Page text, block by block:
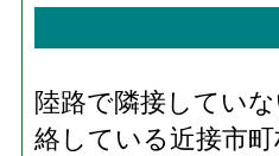
陸路で隣接してい
絡している近接市町